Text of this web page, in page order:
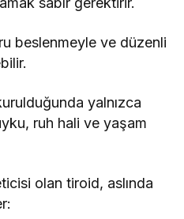
beslenmeyle ve düzenli
yalnızca
ruh hali ve yaşam
olan tiroid, aslında